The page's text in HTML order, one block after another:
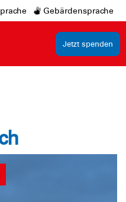
Gebärdensprache
Jetzt spenden